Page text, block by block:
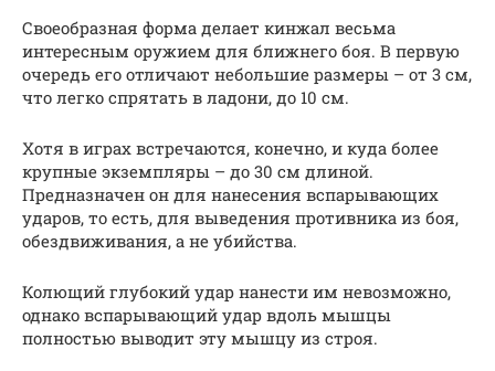
Своеобразная форма делает кинжал весьма
интересным оружием для ближнего боя. В первую
очередь его отличают небольшие размеры – от 3 см,
что легко спрятать в ладони, до 10 см.
Хотя в играх встречаются, конечно, и куда более
крупные экземпляры – до 30 см длиной.
Предназначен он для нанесения вспарывающих
ударов, то есть, для выведения противника из боя,
обездвиживания, а не убийства.
Колющий глубокий удар нанести им невозможно,
однако вспарывающий удар вдоль мышцы
полностью выводит эту мышцу из строя.